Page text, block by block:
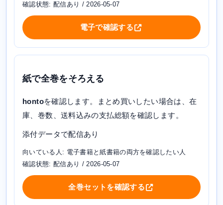
確認状態: 配信あり / 2026-05-07
電子で確認する
紙で全巻をそろえる
hontoを確認します。まとめ買いしたい場合は、在
庫、巻数、送料込みの支払総額を確認します。
添付データで配信あり
向いている人: 電子書籍と紙書籍の両方を確認したい人
確認状態: 配信あり / 2026-05-07
全巻セットを確認する